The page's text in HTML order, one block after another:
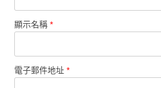
顯示名稱 *
電子郵件地址 *